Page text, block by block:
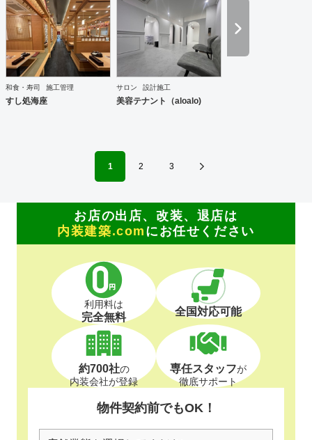
ナンス工事 【アパホテル(株)】
和食・寿司 施工管理
すし処海座
サロン 設計施工
美容テナント（aloalo)
1 2 3
お店の出店、改装、退店は
内装建築.com にお任せください
利用料は
完全無料 全国対応可能
約700社の
内装会社が登録
専任スタッフが
徹底サポート
物件契約前でもOK！